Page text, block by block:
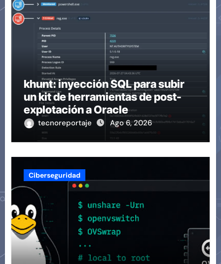
khunt: inyección SQL para subir
un kit de herramientas de post-
explotación a Oracle
tecnoreportaje Ago 6, 2026
Ciberseguridad